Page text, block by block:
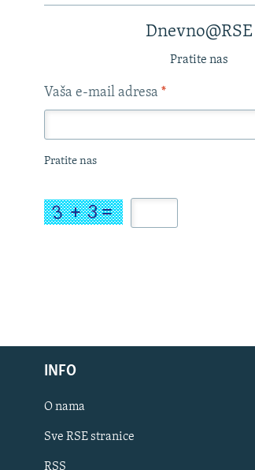
Dnevno@RSE
Pratite nas
Vaša e-mail adresa *
Pratite nas
INFO
O nama
Sve RSE stranice
RSS